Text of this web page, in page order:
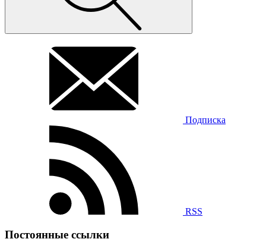
Подписка
RSS
Постоянные ссылки